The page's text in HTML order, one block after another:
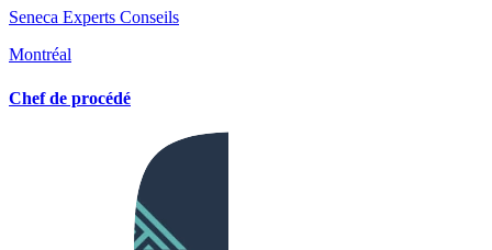
Seneca Experts Conseils
Montréal
Chef de procédé